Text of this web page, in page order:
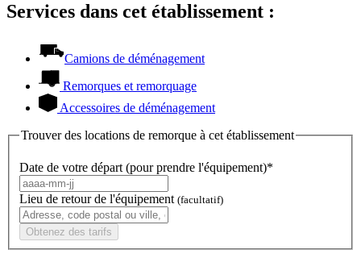
Services dans cet établissement :
Camions de déménagement
Remorques et remorquage
Accessoires de déménagement
Trouver des locations de remorque à cet établissement
Date de votre départ (pour prendre l'équipement)*
Lieu de retour de l'équipement (facultatif)
Obtenez des tarifs